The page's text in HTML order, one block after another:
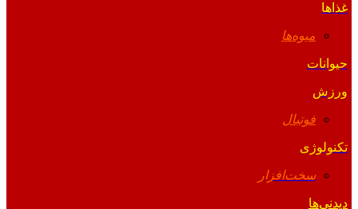
غذاها
میوه‌ها
حیوانات
ورزش
فوتبال
تکنولوژی
سخت‌افزار
دیدنی‌ها